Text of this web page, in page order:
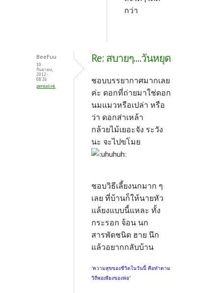
กว่า
BeeFuu
10
กันยายน,
2012 -
08:26
permalink
Re: สบายๆ....วันหยุด
ชอบบรรยากาศมากเลย
ค่ะ ดอกที่ถ่ายมาใช่ดอก
นมแมวหรือเปล่า หรือ
ว่า ดอกส่าเหล้า
กล้วยไม้เยอะจัง ระวัง
นะ จะไปขโมย
ชอบวิธีเลี้ยงนกมาก ๆ
เลย ที่บ้านก็ให้นายหัว
แล้ยงแบบนี้แหละ ทั้ง
กระรอก จ้อน นก
สารพัดชนิด ฮาย นึก
แล้วอยากกลับบ้าน
"ความสุขของชีวิตในวันนี้ คือทำตาม
วิถีพอเพียงของพ่อ"